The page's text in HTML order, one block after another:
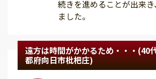
続きを進めることが出来
ました。
遠方は時間がかかるため・・・(40
都府向日市枇杷庄)